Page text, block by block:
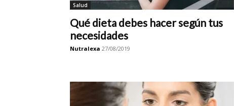
Salud
Qué dieta debes hacer según tus
necesidades
Nutralexa 27/08/2019